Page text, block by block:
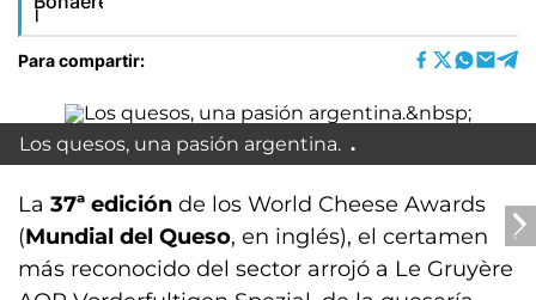
Para compartir:
Los quesos, una pasión argentina.
La 37ª edición de los World Cheese Awards
(Mundial del Queso, en inglés), el certamen
más reconocido del sector arrojó a Le Gruyère